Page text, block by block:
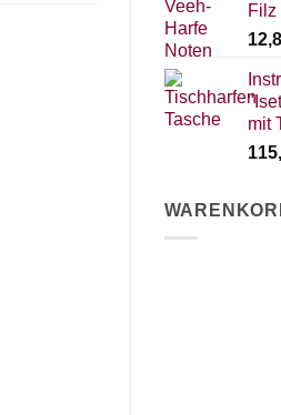
Filz
mit